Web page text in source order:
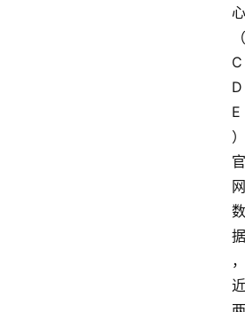
心
（
C
D
E
）
官
网
数
据
，
近